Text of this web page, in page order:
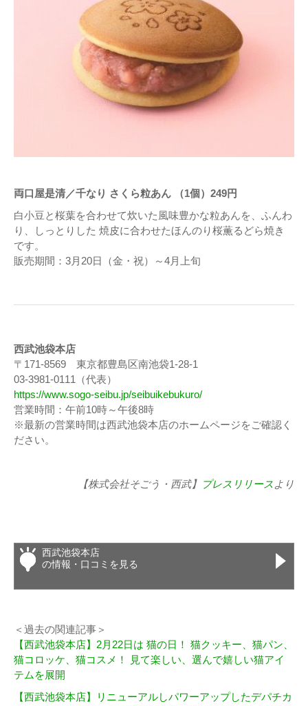
両口屋是清／千なり さくら粒あん （1個）249円
白小豆と桜葉を合わせて炊いた風味豊かな粒あんを、ふんわ
り、しっとりした 焼皮に合わせたほんのり桜薫るどら焼き
です。
販売期間：3月20日（金・祝）～4月上旬
西武池袋本店
〒171-8569 東京都豊島区南池袋1-28-1
03-3981-0111（代表）
https://www.sogo-seibu.jp/seibuikebukuro/
営業時間：午前10時～午後8時
※最新の営業時間は西武池袋本店のホームページをご確認く
ださい。
【株式会社そごう・西武】 プレスリリースより
西武池袋本店
の情報・口コミを見る
＜過去の関連記事＞
【西武池袋本店】2月22日は 猫の日！ 猫クッキー、猫パン、
猫コロッケ、猫コスメ！ 見て楽しい、選んで嬉しい猫アイ
テムを展開
【西武池袋本店】リニューアルしパワーアップしたデパチカ